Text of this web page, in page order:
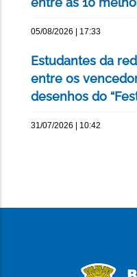
05/08/2026 | 17:33
Estudantes da
entre os
desenhos do
31/07/2026 | 10:42